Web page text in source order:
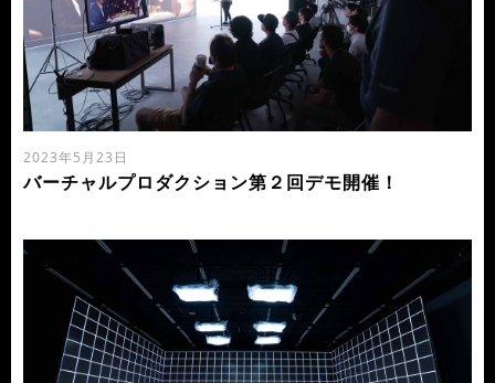
2023年5月23日
バーチャルプロダクション第２回デモ開催！